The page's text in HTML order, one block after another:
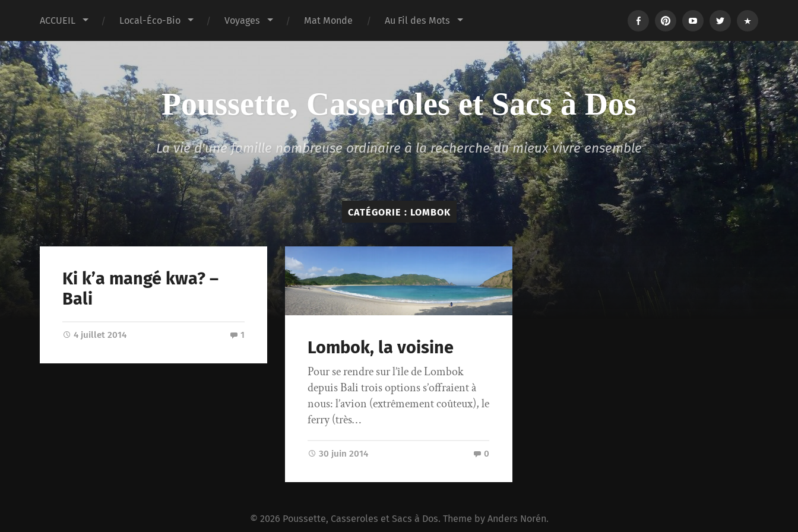
ACCUEIL Local-Éco-Bio Voyages Mat Monde Au Fil des Mots FacebookPinterestYoutubeTwitter Login
Poussette, Casseroles et Sacs à Dos
La vie d'une famille nombreuse ordinaire à la recherche du mieux vivre ensemble
CATÉGORIE : LOMBOK
Ki k’a mangé kwa? –
Bali
4 juillet 2014 1
Lombok, la voisine
Pour se rendre sur l’île de Lombok
depuis Bali trois options s’offraient à
nous: l’avion (extrêmement coûteux), le
ferry (très…
30 juin 2014 0
© 2026 Poussette, Casseroles et Sacs à Dos. Theme by Anders Norén.